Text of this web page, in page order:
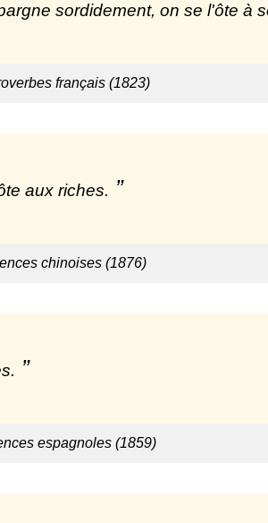
sordidement, on se l'ôte à
français (1823)
aux riches.
chinoises (1876)
espagnoles (1859)